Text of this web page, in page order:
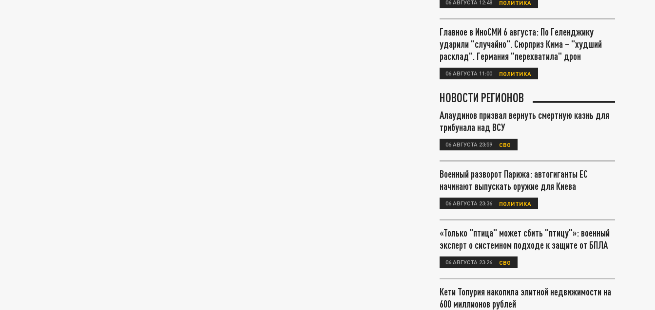
06 АВГУСТА 12:48 ПОЛИТИКА
Главное в ИноСМИ 6 августа: По Геленджику
ударили "случайно". Сюрприз Кима – "худший
расклад". Германия "перехватила" дрон
06 АВГУСТА 11:00 ПОЛИТИКА
НОВОСТИ РЕГИОНОВ
Алаудинов призвал вернуть смертную казнь для
трибунала над ВСУ
06 АВГУСТА 23:59 СВО
Военный разворот Парижа: автогиганты ЕС
начинают выпускать оружие для Киева
06 АВГУСТА 23:36 ПОЛИТИКА
«Только "птица" может сбить "птицу"»: военный
эксперт о системном подходе к защите от БПЛА
06 АВГУСТА 23:26 СВО
Кети Топурия накопила элитной недвижимости на
600 миллионов рублей